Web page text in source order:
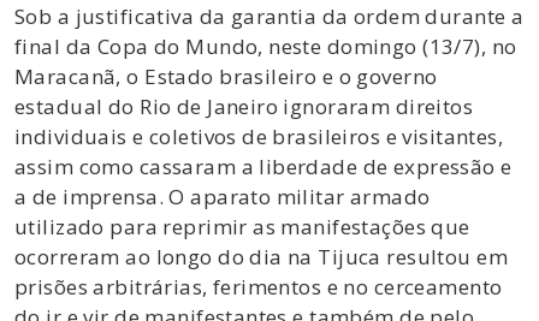
Sob a justificativa da garantia da ordem durante a
final da Copa do Mundo, neste domingo (13/7), no
Maracanã, o Estado brasileiro e o governo
estadual do Rio de Janeiro ignoraram direitos
individuais e coletivos de brasileiros e visitantes,
assim como cassaram a liberdade de expressão e
a de imprensa. O aparato militar armado
utilizado para reprimir as manifestações que
ocorreram ao longo do dia na Tijuca resultou em
prisões arbitrárias, ferimentos e no cerceamento